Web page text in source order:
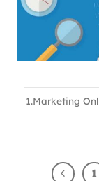
1.Marketing
1